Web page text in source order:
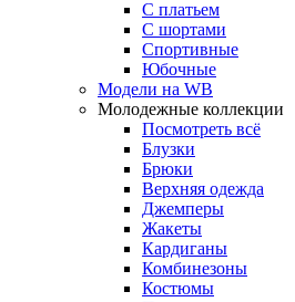
С платьем
С шортами
Спортивные
Юбочные
Модели на WB
Молодежные коллекции
Посмотреть всё
Блузки
Брюки
Верхняя одежда
Джемперы
Жакеты
Кардиганы
Комбинезоны
Костюмы